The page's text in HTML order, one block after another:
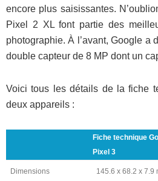
encore plus saisissantes.
Pixel 2 XL font partie des
photographie. À l’avant, Google a
double capteur de 8 MP dont un
Voici tous les détails de la fiche
deux appareils :
Fiche technique
Pixel 3
Dimensions 145.6 x 68.2 x 7.9